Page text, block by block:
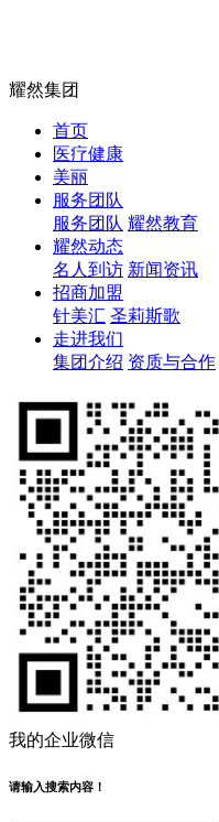
耀然集团
首页
医疗健康
美丽
服务团队
服务团队 耀然教育
耀然动态
名人到访 新闻资讯
招商加盟
针美汇 圣莉斯歌
走进我们
集团介绍 资质与合作
我的企业微信
请输入搜索内容！